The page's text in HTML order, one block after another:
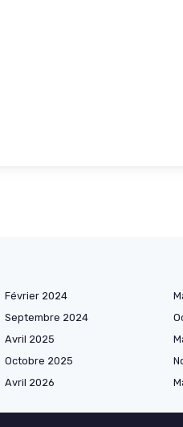
Février 2024
Septembre 2024
Avril 2025
Octobre 2025
Avril 2026